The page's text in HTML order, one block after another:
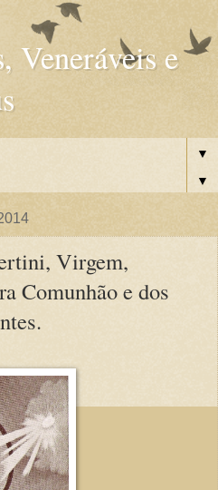
Veneráveis e
▼
▼
Virgem,
Comunhão e dos